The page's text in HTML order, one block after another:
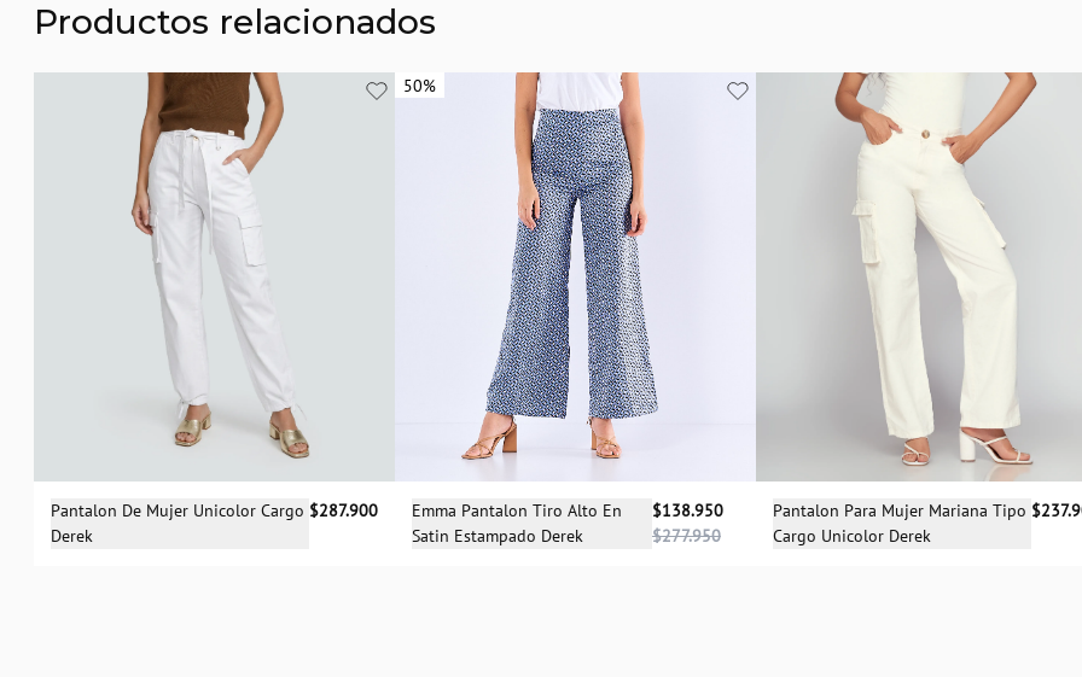
Productos relacionados
Selecciona una talla
Pantalon De Mujer Unicolor Cargo
Derek
$287.900
50%
50%
Selecciona una talla
S
Emma Pantalon Tiro Alto En
Satin Estampado Derek
$138.950
$277.950
Selecciona una talla
04 06 08
Pantalon Para Mujer Mariana Tipo
Cargo Unicolor Derek